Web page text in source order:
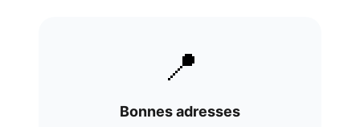
📍
Bonnes adresses